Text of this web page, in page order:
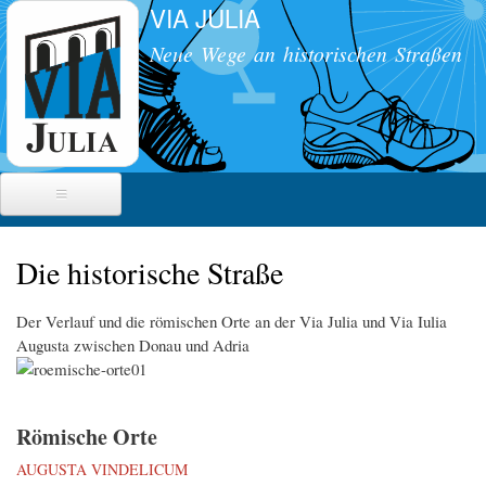
Direkt
zum
Inhalt
VIA JULIA
Neue Wege an historischen Straßen
Straßenbau
Meilensteine
Egerdach
Söchtenau
Schalchen
Röm. Reiseverkehr
Radwanderführer
Übersichten
Ziele
Presse
Die historische Straße
Der Verlauf und die römischen Orte an der Via Julia und Via Iulia
Augusta zwischen Donau und Adria
Römische Orte
AUGUSTA VINDELICUM